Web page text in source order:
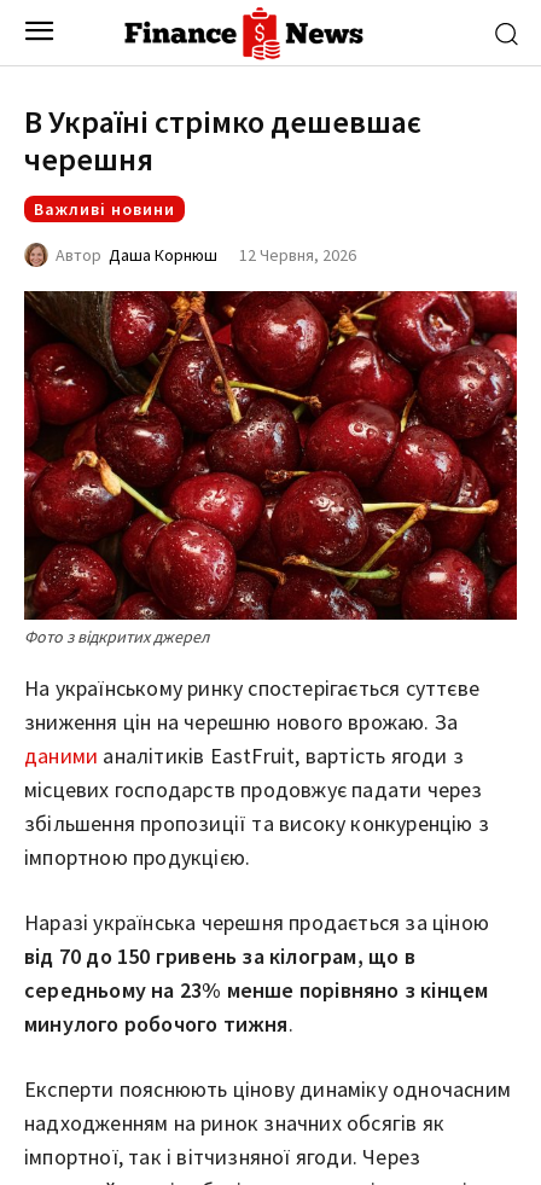
В Україні стрімко дешевшає
черешня
Важливі новини
Автор Даша Корнюш 12 Червня, 2026
Фото з відкритих джерел
На українському ринку спостерігається суттєве
зниження цін на черешню нового врожаю. За
даними аналітиків EastFruit, вартість ягоди з
місцевих господарств продовжує падати через
збільшення пропозиції та високу конкуренцію з
імпортною продукцією.
Наразі українська черешня продається за ціною
від 70 до 150 гривень за кілограм, що в
середньому на 23% менше порівняно з кінцем
минулого робочого тижня.
Експерти пояснюють цінову динаміку одночасним
надходженням на ринок значних обсягів як
імпортної, так і вітчизняної ягоди. Через